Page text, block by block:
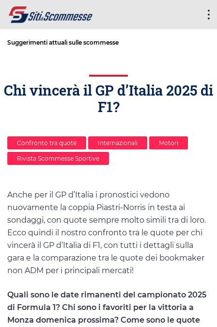
Suggerimenti attuali sulle scommesse
Chi vincerà il GP d’Italia 2025 di
F1?
Confronto tra quote Internazionali Motori
Rivista Scommesse Sportive
Anche per il GP d’Italia i pronostici vedono
nuovamente la coppia Piastri-Norris in testa ai
sondaggi, con quote sempre molto simili tra di loro.
Ecco quindi il nostro confronto tra le quote per chi
vincerà il GP d’Italia di F1, con tutti i dettagli sulla
gara e la comparazione tra le quote dei bookmaker
non ADM per i principali mercati!
Quali sono le date rimanenti del campionato 2025
di Formula 1? Chi sono i favoriti per la vittoria a
Monza domenica prossima? Come sono le quote